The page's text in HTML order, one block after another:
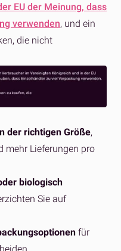
EU der Meinung, dass
verwenden, und ein
die nicht
der richtigen Größe,
mehr Lieferungen pro
biologisch
Sie auf
für